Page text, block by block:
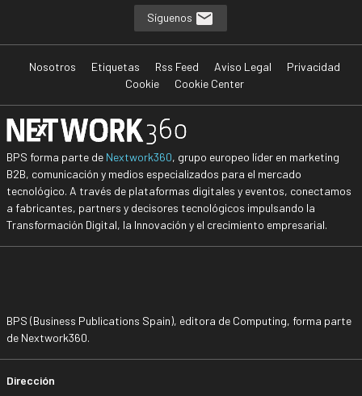
Síguenos
Nosotros Etiquetas Rss Feed Aviso Legal
Privacidad
Cookie
Cookie Center
BPS forma parte de Nextwork360, grupo europeo líder en marketing
B2B, comunicación y medios especializados para el mercado
tecnológico. A través de plataformas digitales y eventos, conectamos
a fabricantes, partners y decisores tecnológicos impulsando la
Transformación Digital, la Innovación y el crecimiento empresarial.
BPS (Business Publications Spain), editora de Computing, forma parte
de Nextwork360.
Dirección